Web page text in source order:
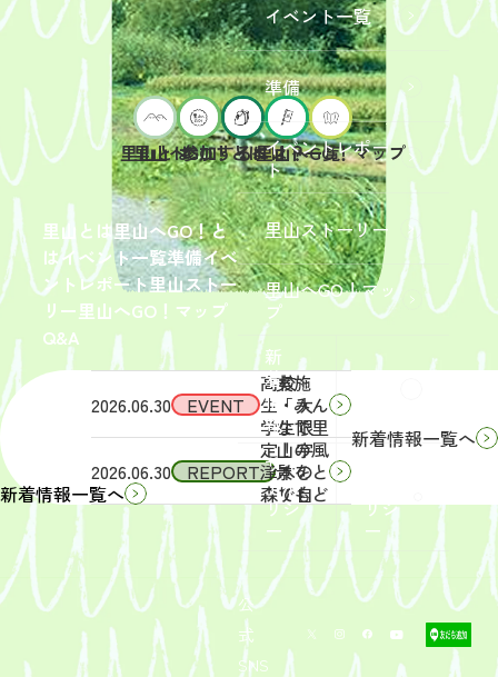
里山とは里山へGO！と
はイベント一覧準備イベ
ントレポート里山ストー
リー里山へGO！マップ
Q&A
イベント一覧
準備
イベントレポー
ト
里山ストーリー
里山へGO！マッ
プ
新
着
情
報
サイ
トポ
リシ
ー
リシ
ー
公
式
SNS
里山とは
里山へGO！とは
参加するには？
イベント一覧
里山へGO！マップ
新着情報一覧へ
2026.06.30 EVENT
2026年9
月19日
（土）
開催
「【東
京ポイ
ント対
象】中
学生・
高校
生・大
学生限
定！宇
津木の
森で自
然体
験！」
募集を
開始し
まし
2026.06.30 REPORT
2026年
6月13
（土）
実施
「みん
なで里
山の風
景をと
りもど
そ
う！」
活動レ
ポート
を掲載
しまし
た。
新着情報一覧へ